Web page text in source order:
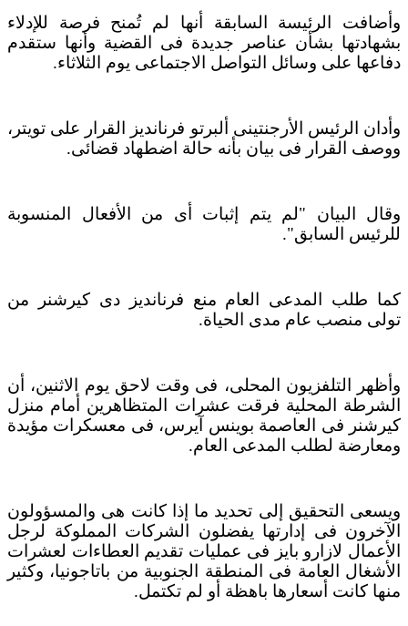
وأضافت الرئيسة السابقة أنها لم تُمنح فرصة للإدلاء
بشهادتها بشأن عناصر جديدة فى القضية وأنها ستقدم
دفاعها على وسائل التواصل الاجتماعى يوم الثلاثاء.
وأدان الرئيس الأرجنتينى ألبرتو فرنانديز القرار على تويتر،
ووصف القرار فى بيان بأنه حالة اضطهاد قضائى.
وقال البيان "لم يتم إثبات أى من الأفعال المنسوبة
للرئيس السابق".
كما طلب المدعى العام منع فرنانديز دى كيرشنر من
تولى منصب عام مدى الحياة.
وأظهر التلفزيون المحلى، فى وقت لاحق يوم الاثنين، أن
الشرطة المحلية فرقت عشرات المتظاهرين أمام منزل
كيرشنر فى العاصمة بوينس آيرس، فى معسكرات مؤيدة
ومعارضة لطلب المدعى العام.
ويسعى التحقيق إلى تحديد ما إذا كانت هى والمسؤولون
الآخرون فى إدارتها يفضلون الشركات المملوكة لرجل
الأعمال لازارو بايز فى عمليات تقديم العطاءات لعشرات
الأشغال العامة فى المنطقة الجنوبية من باتاجونيا، وكثير
منها كانت أسعارها باهظة أو لم تكتمل.